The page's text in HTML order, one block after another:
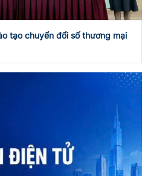
tạo chuyển đổi số thương mại